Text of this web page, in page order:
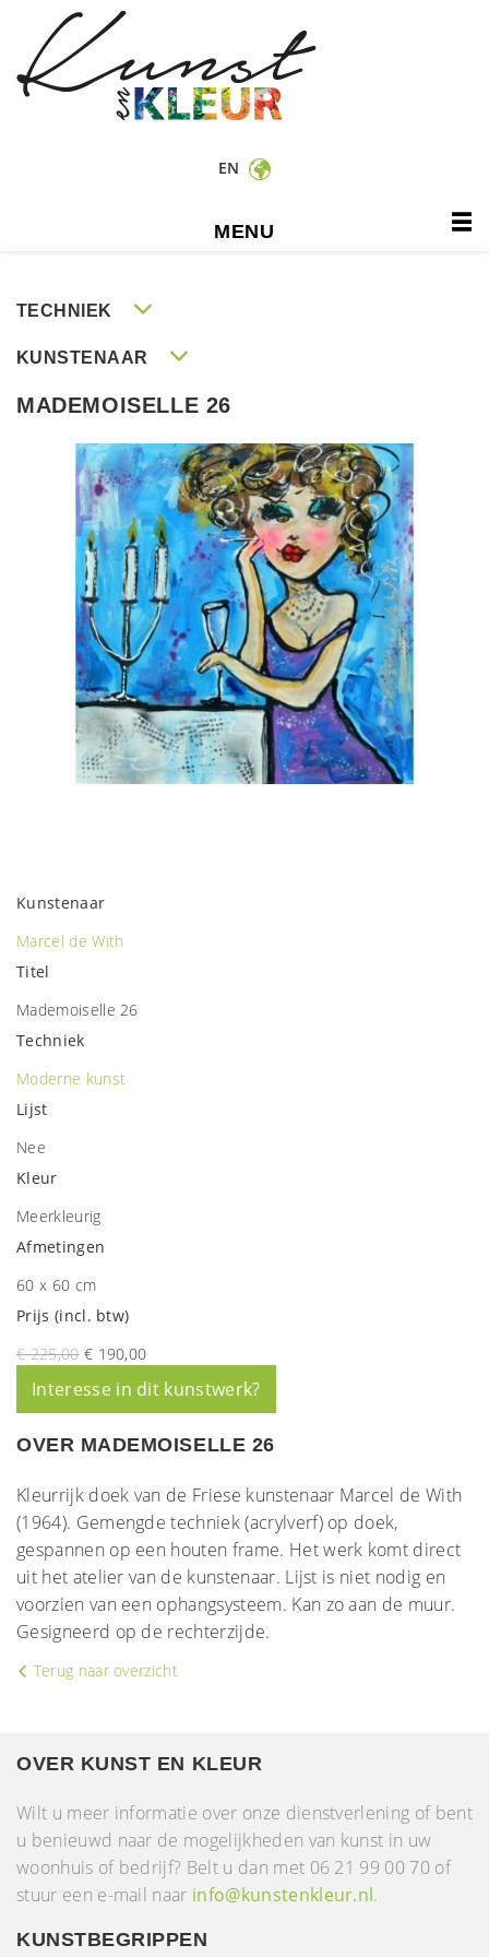
EN
MENU
TECHNIEK
KUNSTENAAR
MADEMOISELLE 26
Kunstenaar
Marcel de With
Titel
Mademoiselle 26
Techniek
Moderne kunst
Lijst
Nee
Kleur
Meerkleurig
Afmetingen
60 x 60 cm
Prijs (incl. btw)
€ 225,00 € 190,00
Interesse in dit kunstwerk?
OVER MADEMOISELLE 26
Kleurrijk doek van de Friese kunstenaar Marcel de With
(1964). Gemengde techniek (acrylverf) op doek,
gespannen op een houten frame. Het werk komt direct
uit het atelier van de kunstenaar. Lijst is niet nodig en
voorzien van een ophangsysteem. Kan zo aan de muur.
Gesigneerd op de rechterzijde.
Terug naar overzicht
OVER KUNST EN KLEUR
Wilt u meer informatie over onze dienstverlening of bent
u benieuwd naar de mogelijkheden van kunst in uw
woonhuis of bedrijf? Belt u dan met 06 21 99 00 70 of
stuur een e-mail naar info@kunstenkleur.nl.
KUNSTBEGRIPPEN